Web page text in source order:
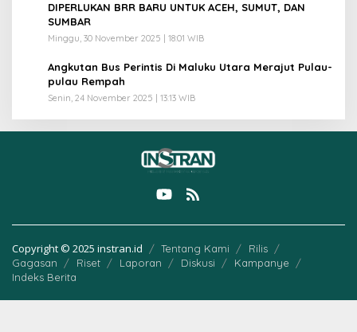
DIPERLUKAN BRR BARU UNTUK ACEH, SUMUT, DAN
SUMBAR
Minggu, 30 November 2025 | 18:01 WIB
Angkutan Bus Perintis Di Maluku Utara Merajut Pulau-
pulau Rempah
Senin, 24 November 2025 | 13:13 WIB
Copyright © 2025 instran.id Tentang Kami
Rilis
Gagasan
Riset Laporan Diskusi
Kampanye
Indeks Berita